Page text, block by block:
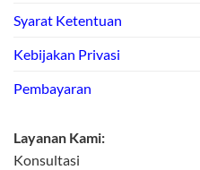
Syarat Ketentuan
Kebijakan Privasi
Pembayaran
Layanan Kami:
Konsultasi